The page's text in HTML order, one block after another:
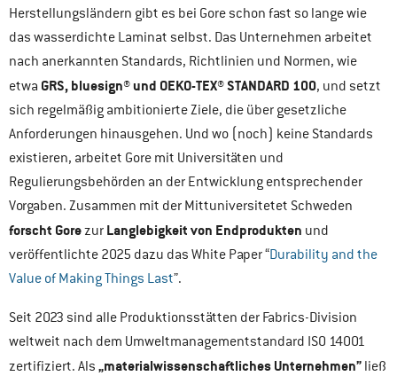
Herstellungsländern gibt es bei Gore schon fast so lange wie
das wasserdichte Laminat selbst. Das Unternehmen arbeitet
nach anerkannten Standards, Richtlinien und Normen, wie
etwa GRS, bluesign® und OEKO-TEX® STANDARD 100, und setzt
sich regelmäßig ambitionierte Ziele, die über gesetzliche
Anforderungen hinausgehen. Und wo (noch) keine Standards
existieren, arbeitet Gore mit Universitäten und
Regulierungsbehörden an der Entwicklung entsprechender
Vorgaben. Zusammen mit der Mittuniversitetet Schweden
forscht Gorezur Langlebigkeit von Endprodukten und
veröffentlichte 2025 dazu das White Paper “Durability and the
Value of Making Things Last”.
Seit 2023 sind alle Produktionsstätten der Fabrics-Division
weltweit nach dem Umweltmanagementstandard ISO 14001
zertifiziert. Als „materialwissenschaftliches Unternehmen” ließ